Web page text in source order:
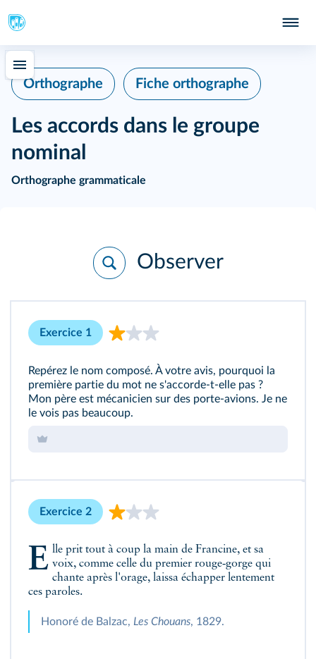
Orthographe Fiche orthographe
Les accords dans le groupe
nominal
Orthographe grammaticale
Observer
Exercice 1
Repérez le nom composé. À votre avis, pourquoi la
première partie du mot ne s'accorde‑t‑elle pas ?
Mon père est mécanicien sur des porte‑avions. Je ne
le vois pas beaucoup.
Exercice 2
Elle prit tout à coup la main de Francine, et sa voix, comme celle du premier rouge‑gorge qui
chante après l'orage, laissa échapper lentement
ces paroles.
Honoré de Balzac, Les Chouans, 1829.